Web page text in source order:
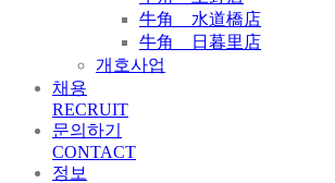
牛角 水道橋店
牛角 日暮里店
개호사업
채용
RECRUIT
문의하기
CONTACT
정보